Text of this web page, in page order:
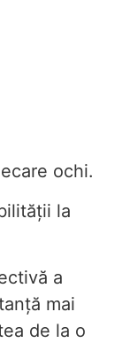
ochi.
la
a
mai
de la o